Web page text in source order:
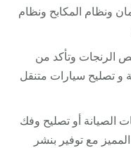
ونظام المكابح ونظام
الرنجات وتأكد من
و تصليح سيارات متنقل
الصيانة أو تصليح وفك
مع توفير بنشر